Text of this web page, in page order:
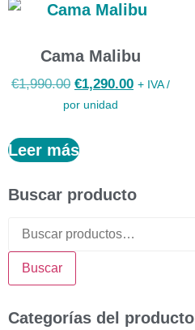
Buscar producto
Buscar
Categorías del producto
Cama Malibu
€1,990.00 €1,290.00 + IVA /
por unidad
Leer más